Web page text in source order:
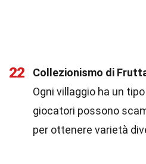
22
Collezionismo di
Ogni villaggio ha un
giocatori possono
per ottenere varietà